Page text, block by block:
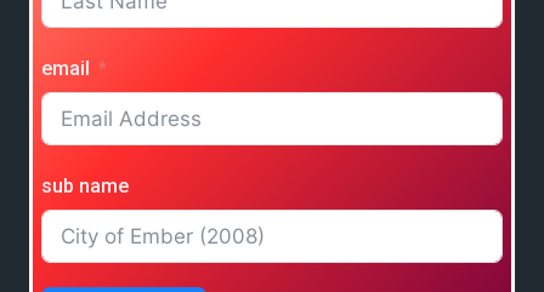
email
sub name